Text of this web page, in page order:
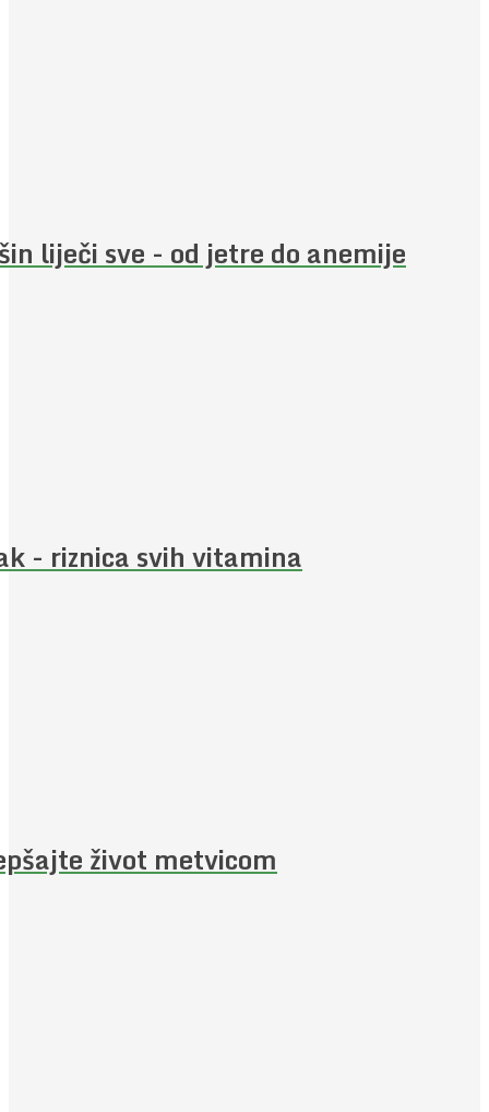
liječi sve - od jetre do anemije
- riznica svih vitamina
život metvicom